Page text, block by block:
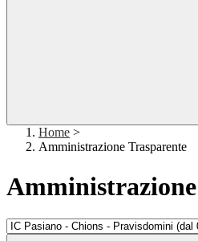
Home >
Amministrazione Trasparente